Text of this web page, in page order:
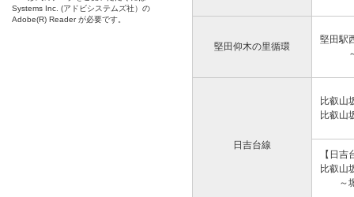
Systems Inc. (アドビシステムズ社）の
Adobe(R) Reader が必要です。
堅田仰木の里循環
堅田駅
～お
日吉台線
比叡山
比叡山
【日
比叡山
～堀